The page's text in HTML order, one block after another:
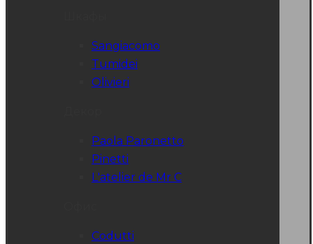
Sangiacomo
Tumidei
Olivieri
Paola Paronetto
Pinetti
L'atelier de Mr C
Codutti